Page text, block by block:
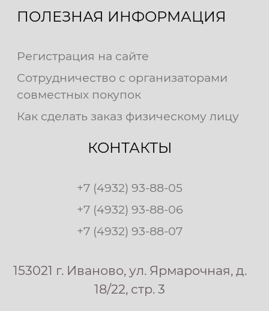
ПОЛЕЗНАЯ ИНФОРМАЦИЯ
Регистрация на сайте
Сотрудничество с организаторами
совместных покупок
Как сделать заказ физическому лицу
КОНТАКТЫ
+7 (4932) 93-88-05
+7 (4932) 93-88-06
+7 (4932) 93-88-07
153021 г. Иваново, ул. Ярмарочная, д.
18/22, стр. 3